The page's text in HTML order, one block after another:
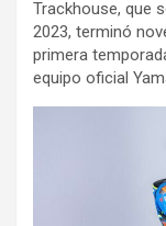
Trackhouse, que
2023, terminó
primera
equipo oficial